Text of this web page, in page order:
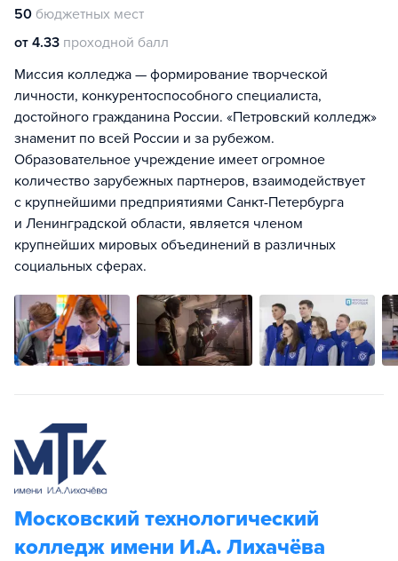
50 бюджетных мест
от 4.33 проходной балл
Миссия колледжа — формирование творческой
личности, конкурентоспособного специалиста,
достойного гражданина России. «Петровский колледж»
знаменит по всей России и за рубежом.
Образовательное учреждение имеет огромное
количество зарубежных партнеров, взаимодействует
с крупнейшими предприятиями Санкт-Петербурга
и Ленинградской области, является членом
крупнейших мировых объединений в различных
социальных сферах.
Московский технологический
колледж имени И.А. Лихачёва